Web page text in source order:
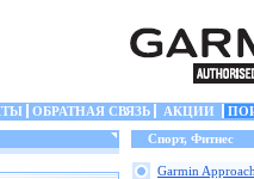
ОБРАТНАЯ СВЯЗЬ АКЦИИ
Спорт, Фитнес
Garmin